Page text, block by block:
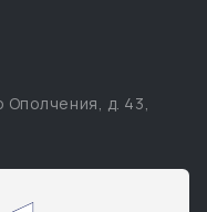
Ополчения, д. 43,